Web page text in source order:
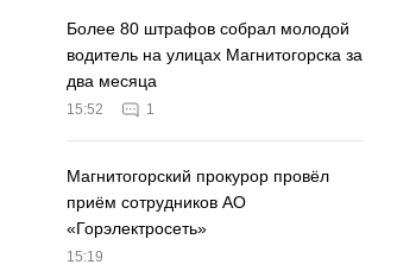
Более 80 штрафов собрал молодой
водитель на улицах Магнитогорска за
два месяца
15:52 1
Магнитогорский прокурор провёл
приём сотрудников АО
«Горэлектросеть»
15:19